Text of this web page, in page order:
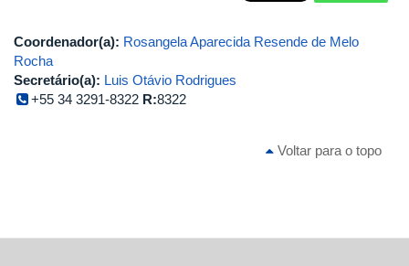
Coordenador(a): Rosangela Aparecida Resende de Melo
Rocha
Secretário(a): Luis Otávio Rodrigues
+55 34 3291-8322 R:8322
Voltar para o topo